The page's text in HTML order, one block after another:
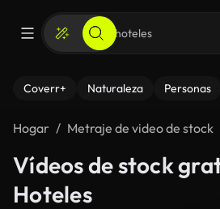
Coverr+ Naturaleza Personas
Hogar Metraje de video de stock
Vídeos de stock
Hoteles